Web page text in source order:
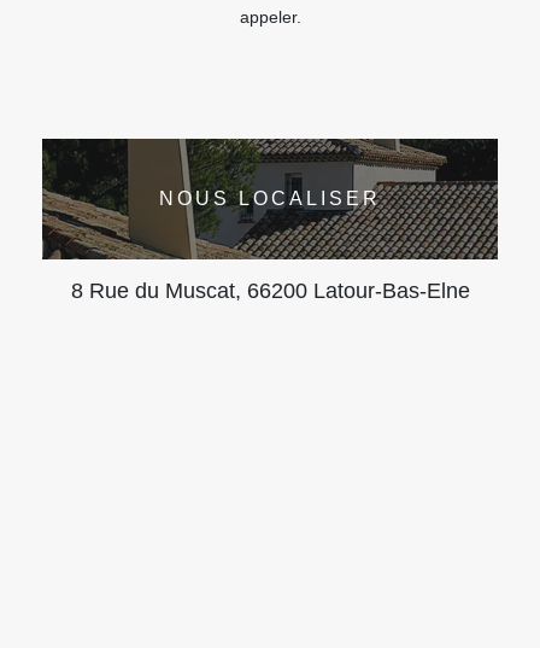
appeler.
NOUS LOCALISER
8 Rue du Muscat, 66200 Latour-Bas-Elne